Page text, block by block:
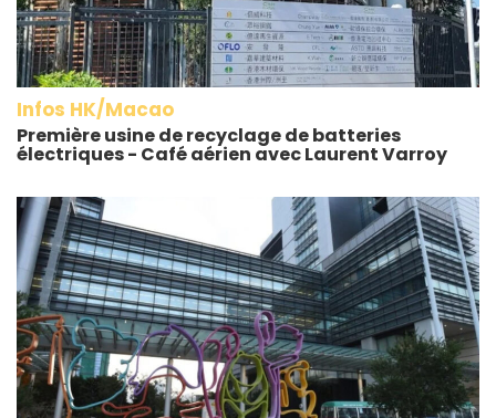
Infos HK/Macao
Première usine de recyclage de batteries
électriques - Café aérien avec Laurent Varroy